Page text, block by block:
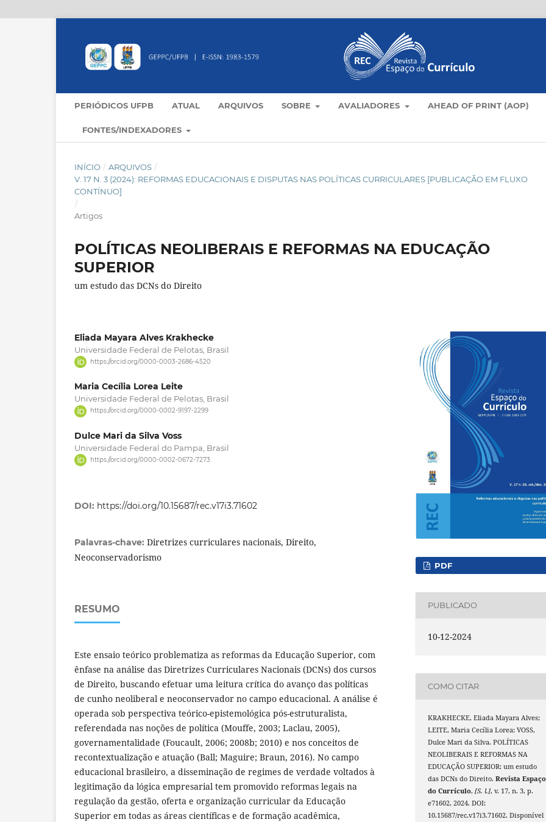
PERIÓDICOS UFPB ATUAL ARQUIVOS SOBRE AVALIADORES AHEAD OF PRINT (AOP)
FONTES/INDEXADORES
INÍCIO / ARQUIVOS /
V. 17 N. 3 (2024): REFORMAS EDUCACIONAIS E DISPUTAS NAS POLÍTICAS CURRICULARES [PUBLICAÇÃO EM FLUXO
CONTÍNUO]
/
Artigos
POLÍTICAS NEOLIBERAIS E REFORMAS NA EDUCAÇÃO
SUPERIOR
um estudo das DCNs do Direito
Eliada Mayara Alves Krakhecke
Universidade Federal de Pelotas, Brasil
https://orcid.org/0000-0003-2686-4520
Maria Cecília Lorea Leite
Universidade Federal de Pelotas, Brasil
https://orcid.org/0000-0002-9197-2299
Dulce Mari da Silva Voss
Universidade Federal do Pampa, Brasil
https://orcid.org/0000-0002-0672-7273
DOI: https://doi.org/10.15687/rec.v17i3.71602
Palavras-chave: Diretrizes curriculares nacionais, Direito,
Neoconservadorismo
RESUMO
Este ensaio teórico problematiza as reformas da Educação Superior, com
ênfase na análise das Diretrizes Curriculares Nacionais (DCNs) dos cursos
de Direito, buscando efetuar uma leitura crítica do avanço das políticas
de cunho neoliberal e neoconservador no campo educacional. A análise é
operada sob perspectiva teórico-epistemológica pós-estruturalista,
referendada nas noções de política (Mouffe, 2003; Laclau, 2005),
governamentalidade (Foucault, 2006; 2008b; 2010) e nos conceitos de
recontextualização e atuação (Ball; Maguire; Braun, 2016). No campo
educacional brasileiro, a disseminação de regimes de verdade voltados à
legitimação da lógica empresarial tem promovido reformas legais na
regulação da gestão, oferta e organização curricular da Educação
Superior em todas as áreas científicas e de formação acadêmica,
PDF
PUBLICADO
10-12-2024
COMO CITAR
KRAKHECKE, Eliada Mayara Alves;
LEITE, Maria Cecília Lorea; VOSS,
Dulce Mari da Silva. POLÍTICAS
NEOLIBERAIS E REFORMAS NA
EDUCAÇÃO SUPERIOR: um estudo
das DCNs do Direito.Revista Espaço
do Currículo,[S. l.], v. 17, n. 3, p.
e71602, 2024. DOI:
10.15687/rec.v17i3.71602. Disponível